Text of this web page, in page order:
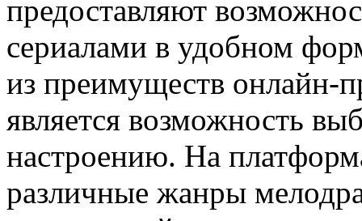
предоставляют
сериалами в удобном
из преимуществ онлайн-
является возможность
настроению. На
различные жанры